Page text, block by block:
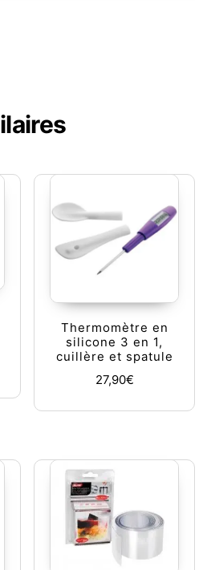
Thermomètre en
silicone 3 en 1,
cuillère et spatule
27,90€